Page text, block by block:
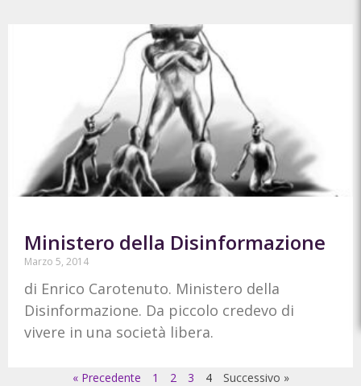
Ministero della Disinformazione
Marzo 5, 2014
di Enrico Carotenuto. Ministero della
Disinformazione. Da piccolo credevo di
vivere in una società libera.
« Precedente 1 2 3 4 Successivo »